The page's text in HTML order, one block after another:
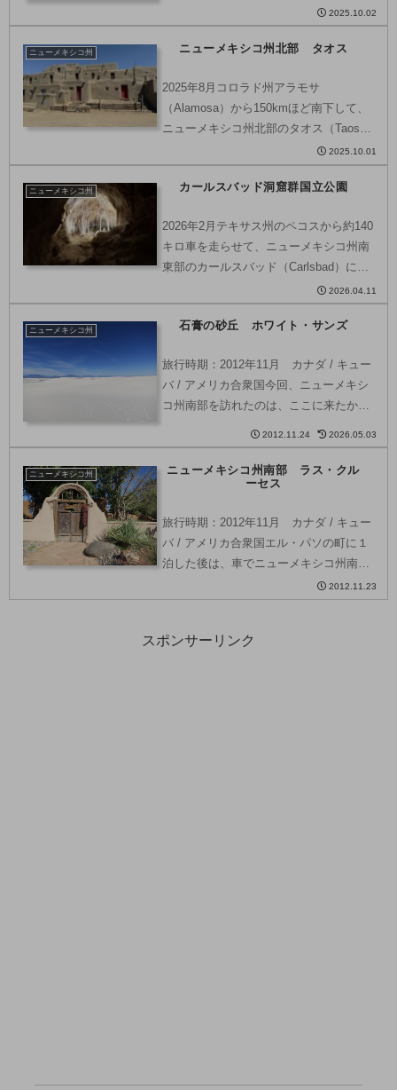
町。というのも、この町は、アメリカ合
衆国が建国される遥か前に、スペイン人
によって築かれた、歴史ある町なんで
2025.10.02
ニューメキシコ州 ニューメキシコ州北部 タオス
2025年8月コロラド州アラモサ
（Alamosa）から150kmほど南下して、
ニューメキシコ州北部のタオス（Taos）
にやってきました。タオス（Taos）はサ
ングレ・デ・クリスト山脈とリオ・グラ
ンデ川に挟まれた高地に位置する小さな
2025.10.01
ニューメキシコ州 カールスバッド洞窟群国立公園
2026年2月テキサス州のペコスから約140
キロ車を走らせて、ニューメキシコ州南
東部のカールスバッド（Carlsbad）にや
ってきました。今回の旅でカールスバッ
ドを訪れることにしたのは、カールスバ
ッド洞窟群国立公園（Carlsbad Cav...
2026.04.11
ニューメキシコ州 石膏の砂丘 ホワイト・サンズ
旅行時期：2012年11月 カナダ / キュー
バ / アメリカ合衆国今回、ニューメキシ
コ州南部を訪れたのは、ここに来たかっ
National Park (ホワイトサンズ国立公
園)。追記：ホワイト・...
2012.11.24 2026.05.03
ニューメキシコ州
ニューメキシコ州南部 ラス・クル
ーセス
旅行時期：2012年11月 カナダ / キュー
バ / アメリカ合衆国エル・パソの町に１
泊した後は、車でニューメキシコ州南部
のラス・クルーセス (Las Cruces) へと向
かいました。エル・パソからラス・クル
2012.11.23
スポンサーリンク